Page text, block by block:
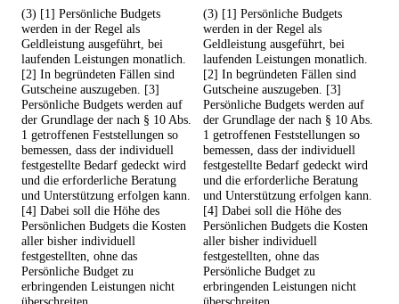
(3) [1] Persönliche Budgets
werden in der Regel als
Geldleistung ausgeführt, bei
laufenden Leistungen monatlich.
[2] In begründeten Fällen sind
Gutscheine auszugeben. [3]
Persönliche Budgets werden auf
der Grundlage der nach § 10 Abs.
1 getroffenen Feststellungen so
bemessen, dass der individuell
festgestellte Bedarf gedeckt wird
und die erforderliche Beratung
und Unterstützung erfolgen kann.
[4] Dabei soll die Höhe des
Persönlichen Budgets die Kosten
aller bisher individuell
festgestellten, ohne das
Persönliche Budget zu
erbringenden Leistungen nicht
(3) [1] Persönliche Budgets
werden in der Regel als
Geldleistung ausgeführt, bei
laufenden Leistungen monatlich.
[2] In begründeten Fällen sind
Gutscheine auszugeben. [3]
Persönliche Budgets werden auf
der Grundlage der nach § 10 Abs.
1 getroffenen Feststellungen so
bemessen, dass der individuell
festgestellte Bedarf gedeckt wird
und die erforderliche Beratung
und Unterstützung erfolgen kann.
[4] Dabei soll die Höhe des
Persönlichen Budgets die Kosten
aller bisher individuell
festgestellten, ohne das
Persönliche Budget zu
erbringenden Leistungen nicht